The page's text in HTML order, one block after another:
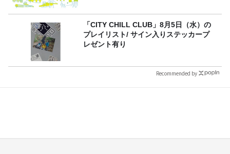
「CITY CHILL CLUB」8月5日（水）の
プレイリスト/ サイン入りステッカープ
レゼント有り
Recommended by